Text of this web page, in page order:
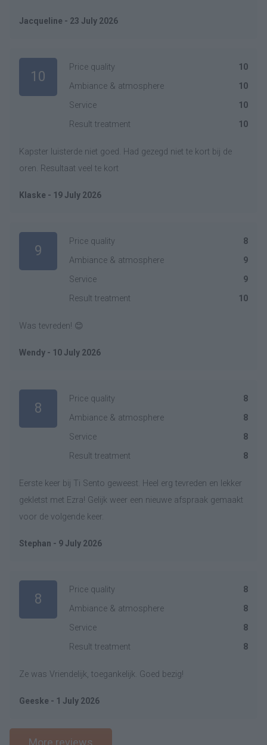
Jacqueline - 23 July 2026
10
Price quality
10
Ambiance & atmosphere
10
Service
10
Result treatment
10
Kapster luisterde niet goed. Had gezegd niet te kort bij de
oren. Resultaat veel te kort
Klaske - 19 July 2026
9
Price quality
8
Ambiance & atmosphere
9
Service
9
Result treatment
10
Was tevreden! 😊
Wendy - 10 July 2026
8
Price quality
8
Ambiance & atmosphere
8
Service
8
Result treatment
8
Eerste keer bij Ti Sento geweest. Heel erg tevreden en lekker
gekletst met Ezra! Gelijk weer een nieuwe afspraak gemaakt
voor de volgende keer.
Stephan - 9 July 2026
8
Price quality
8
Ambiance & atmosphere
8
Service
8
Result treatment
8
Ze was Vriendelijk, toegankelijk. Goed bezig!
Geeske - 1 July 2026
More reviews